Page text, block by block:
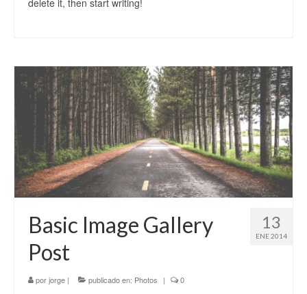
Contáctenos
delete it, then start writing!
13
ENE 2014
Basic Image Gallery
Post
porjorge | publicado en: Photos | 0